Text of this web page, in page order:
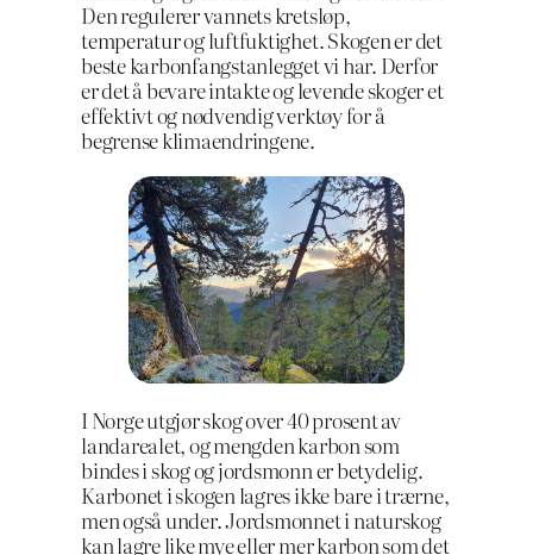
Den regulerer vannets kretsløp,
temperatur og luftfuktighet. Skogen er det
beste karbonfangstanlegget vi har. Derfor
er det å bevare intakte og levende skoger et
effektivt og nødvendig verktøy for å
begrense klimaendringene.
I Norge utgjør skog over 40 prosent av
landarealet, og mengden karbon som
bindes i skog og jordsmonn er betydelig.
Karbonet i skogen lagres ikke bare i trærne,
men også under. Jordsmonnet i naturskog
kan lagre like mye eller mer karbon som det